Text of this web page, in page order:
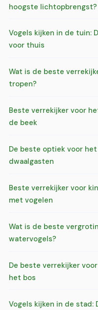
hoogste lichtopbrengst?
Vogels kijken in de tuin:
voor thuis
Wat is de beste
tropen?
Beste verrekijker voor
de beek
De beste optiek voor
dwaalgasten
Beste verrekijker voor
met vogelen
Wat is de beste
watervogels?
De beste verrekijker
het bos
Vogels kijken in de